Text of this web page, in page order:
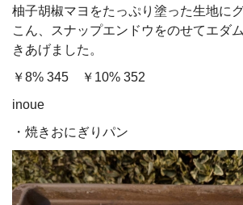
柚子胡椒マヨをたっぷり塗った生地に
こん、スナップエンドウをのせてエダ
きあげました。
￥8% 345 ￥10% 352
inoue
・焼きおにぎりパン